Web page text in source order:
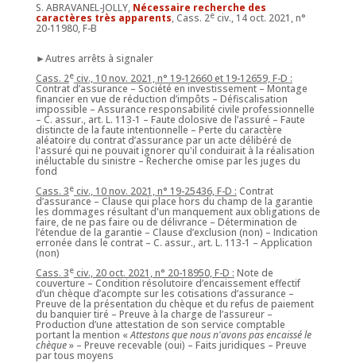
S. ABRAVANEL-JOLLY, Nécessaire recherche des
caractères très apparents, Cass. 2eciv., 14 oct. 2021, n°
20-11980, F-B
►Autres arrêts à signaler
Cass. 2eciv., 10 nov. 2021, n° 19-12660 et 19-12659, F-D :
Contrat d’assurance – Société en investissement – Montage
financier en vue de réduction d’impôts – Défiscalisation
impossible – Assurance responsabilité civile professionnelle
– C. assur., art. L. 113-1 – Faute dolosive de l’assuré – Faute
distincte de la faute intentionnelle – Perte du caractère
aléatoire du contrat d’assurance par un acte délibéré de
l'assuré qui ne pouvait ignorer qu'il conduirait à la réalisation
inéluctable du sinistre – Recherche omise par les juges du
fond
Cass. 3eciv., 10 nov. 2021, n° 19-25436, F-D : Contrat
d’assurance – Clause qui place hors du champ de la garantie
les dommages résultant d'un manquement aux obligations de
faire, de ne pas faire ou de délivrance – Détermination de
l’étendue de la garantie – Clause d’exclusion (non) – Indication
erronée dans le contrat – C. assur., art. L. 113-1 – Application
(non)
Cass. 3eciv., 20 oct. 2021, n° 20-18950, F-D : Note de
couverture – Condition résolutoire d’encaissement effectif
d’un chèque d’acompte sur les cotisations d’assurance –
Preuve de la présentation du chèque et du refus de paiement
du banquier tiré – Preuve à la charge de l’assureur –
Production d’une attestation de son service comptable
portant la mention «Attestons que nous n'avons pas encaissé le
chèque» – Preuve recevable (oui) – Faits juridiques – Preuve
par tous moyens